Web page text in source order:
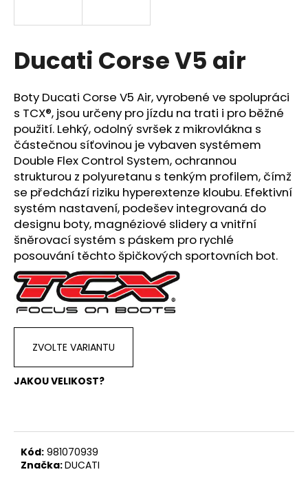
Ducati Corse V5 air
Boty Ducati Corse V5 Air, vyrobené ve spolupráci
s TCX®, jsou určeny pro jízdu na trati i pro běžné
použití. Lehký, odolný svršek z mikrovlákna s
částečnou síťovinou je vybaven systémem
Double Flex Control System, ochrannou
strukturou z polyuretanu s tenkým profilem, čímž
se předchází riziku hyperextenze kloubu. Efektivní
systém nastavení, podešev integrovaná do
designu boty, magnéziové slidery a vnitřní
šněrovací systém s páskem pro rychlé
posouvání těchto špičkových sportovních bot.
ZVOLTE VARIANTU
JAKOU VELIKOST?
Kód: 981070939
Značka:DUCATI
í
t
?
HLEDAT
D
o
p
o
r
u
č
u
m
e
SPEED
BÍLO-
ČERNÉ